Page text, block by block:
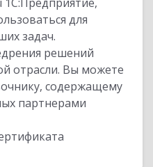
для
задач.
решений
отрасли. Вы можете
содержащему
партнерами